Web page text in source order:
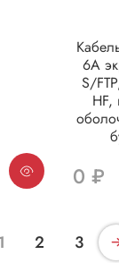
6А
S/
HF,
0 ₽
2 3